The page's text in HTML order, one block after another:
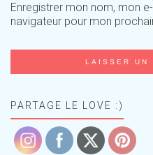
Enregistrer mon nom, mon
navigateur pour mon
PARTAGE LE LOVE :)